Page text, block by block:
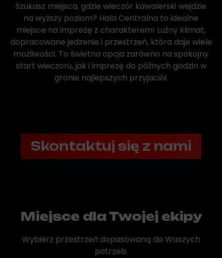
Szukasz miejsca, gdzie wieczór kawalerski wejdzie
na wyższy poziom? Hala Centralna to idealne
miejsce na imprezę z charakterem! Luźny klimat,
dopracowane jedzenie i przestrzeń, która daje wiele
możliwości. To świetna opcja zarówno na spokojny
start wieczoru, jak i imprezę do późnych godzin w
gronie najlepszych przyjaciół.
Skontaktuj się z nami
Miejsce dla Twojej ekipy
Wybierz przestrzeń dopasowaną do Waszych
potrzeb.